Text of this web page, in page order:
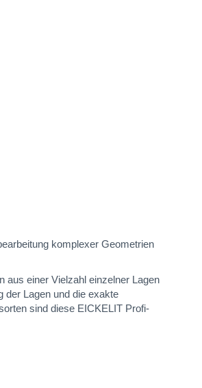
komplexer Geometrien
aus einer Vielzahl einzelner Lagen
der Lagen und die exakte
sind diese EICKELIT Profi-